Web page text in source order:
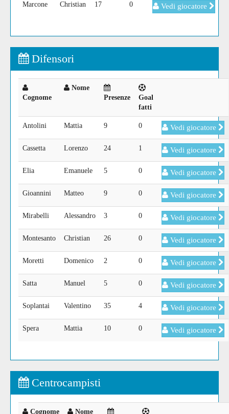
Marcone Christian 17 0 Vedi giocatore
Difensori
Cognome
Nome
Presenze
Goal
fatti
Antolini Mattia 9 0 Vedi giocatore
Cassetta Lorenzo 24 1 Vedi giocatore
Elia Emanuele 5 0 Vedi giocatore
Gioannini Matteo 9 0 Vedi giocatore
Mirabelli Alessandro 3 0 Vedi giocatore
Montesanto Christian 26 0 Vedi giocatore
Moretti Domenico 2 0 Vedi giocatore
Satta Manuel 5 0 Vedi giocatore
Soplantai Valentino 35 4 Vedi giocatore
Spera Mattia 10 0 Vedi giocatore
Centrocampisti
Cognome
Nome